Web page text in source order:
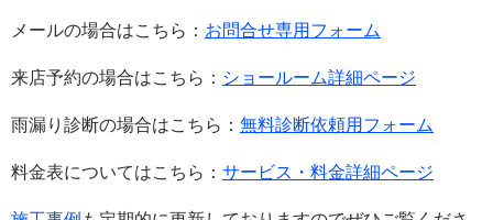
メールの場合はこちら： お問合せ専用フォーム
来店予約の場合はこちら： ショールーム詳細ページ
雨漏り診断の場合はこちら： 無料診断依頼用フォーム
料金表についてはこちら： サービス・料金詳細ページ